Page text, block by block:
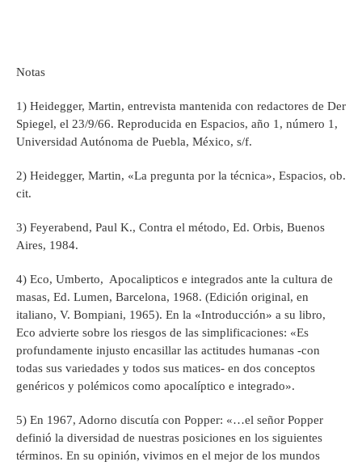
Notas
1) Heidegger, Martin, entrevista mantenida con redactores de Der
Spiegel, el 23/9/66. Reproducida en Espacios, año 1, número 1,
Universidad Autónoma de Puebla, México, s/f.
2) Heidegger, Martin, «La pregunta por la técnica», Espacios, ob.
cit.
3) Feyerabend, Paul K., Contra el método, Ed. Orbis, Buenos
Aires, 1984.
4) Eco, Umberto, Apocalipticos e integrados ante la cultura de
masas, Ed. Lumen, Barcelona, 1968. (Edición original, en
italiano, V. Bompiani, 1965). En la «Introducción» a su libro,
Eco advierte sobre los riesgos de las simplificaciones: «Es
profundamente injusto encasillar las actitudes humanas -con
todas sus variedades y todos sus matices- en dos conceptos
genéricos y polémicos como apocalíptico e integrado».
5) En 1967, Adorno discutía con Popper: «…el señor Popper
definió la diversidad de nuestras posiciones en los siguientes
términos. En su opinión, vivimos en el mejor de los mundos